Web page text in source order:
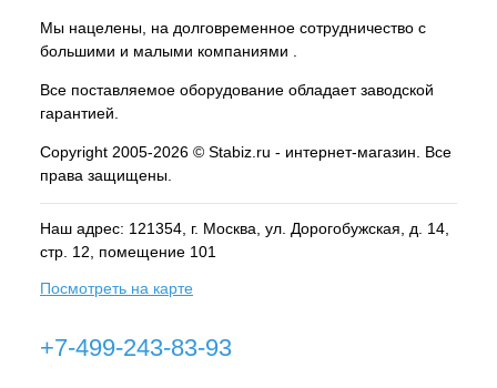
Мы нацелены, на долговременное сотрудничество с
большими и малыми компаниями .
Все поставляемое оборудование обладает заводской
гарантией.
Copyright 2005-2026 © Stabiz.ru - интернет-магазин. Все
права защищены.
Наш адрес: 121354, г. Москва , ул. Дорогобужская, д. 14,
стр. 12, помещение 101
Посмотреть на карте
+7-499-243-83-93